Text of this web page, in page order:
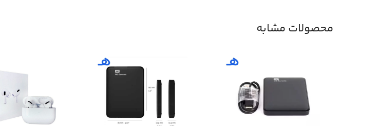
محصولات مشابه